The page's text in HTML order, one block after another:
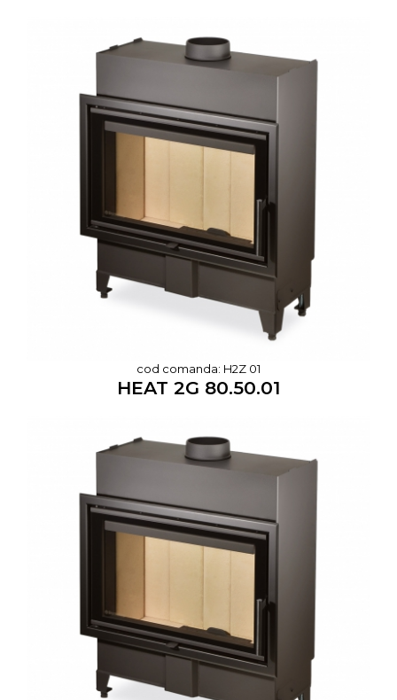
cod comanda: H2Z 01
HEAT 2G 80.50.01